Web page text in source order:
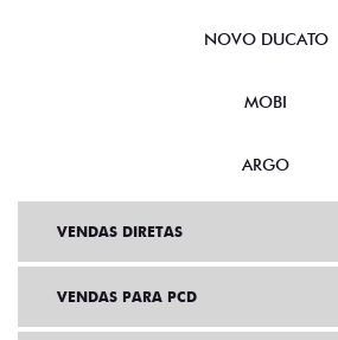
NOVO DUCATO
MOBI
ARGO
VENDAS DIRETAS
VENDAS PARA PCD